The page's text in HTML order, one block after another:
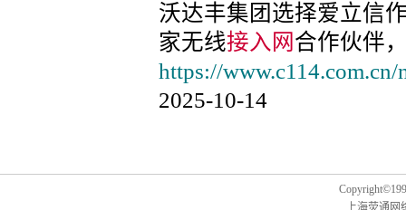
沃达丰集团选择爱立信
家无线接入网 合作伙伴
https://
2025-10-14
上海荧通